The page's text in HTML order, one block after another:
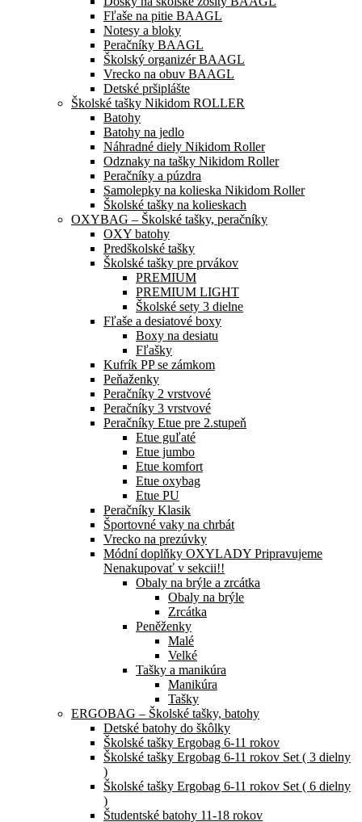
Fľaše na pitie BAAGL
Notesy a bloky
Peračníky BAAGL
Školský organizér BAAGL
Vrecko na obuv BAAGL
Detské pršiplášte
Školské tašky Nikidom ROLLER
Batohy
Batohy na jedlo
Náhradné diely Nikidom Roller
Odznaky na tašky Nikidom Roller
Peračníky a púzdra
Samolepky na kolieska Nikidom Roller
Školské tašky na kolieskach
OXYBAG – Školské tašky, peračníky
OXY batohy
Predškolské tašky
Školské tašky pre prvákov
PREMIUM
PREMIUM LIGHT
Školské sety 3 dielne
Fľaše a desiatové boxy
Boxy na desiatu
Fľašky
Kufrík PP se zámkom
Peňaženky
Peračníky 2 vrstvové
Peračníky 3 vrstvové
Peračníky Etue pre 2.stupeň
Etue guľaté
Etue jumbo
Etue komfort
Etue oxybag
Etue PU
Peračníky Klasik
Športovné vaky na chrbát
Vrecko na prezúvky
Módní doplňky OXYLADY Pripravujeme
Nenakupovať v sekcii!!
Obaly na brýle a zrcátka
Obaly na brýle
Zrcátka
Peněženky
Malé
Velké
Tašky a manikúra
Manikúra
Tašky
ERGOBAG – Školské tašky, batohy
Detské batohy do škôlky
Školské tašky Ergobag 6-11 rokov
Školské tašky Ergobag 6-11 rokov Set ( 3 dielny
)
Školské tašky Ergobag 6-11 rokov Set ( 6 dielny
)
Študentské batohy 11-18 rokov